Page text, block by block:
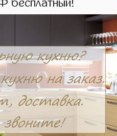
бесплатный!